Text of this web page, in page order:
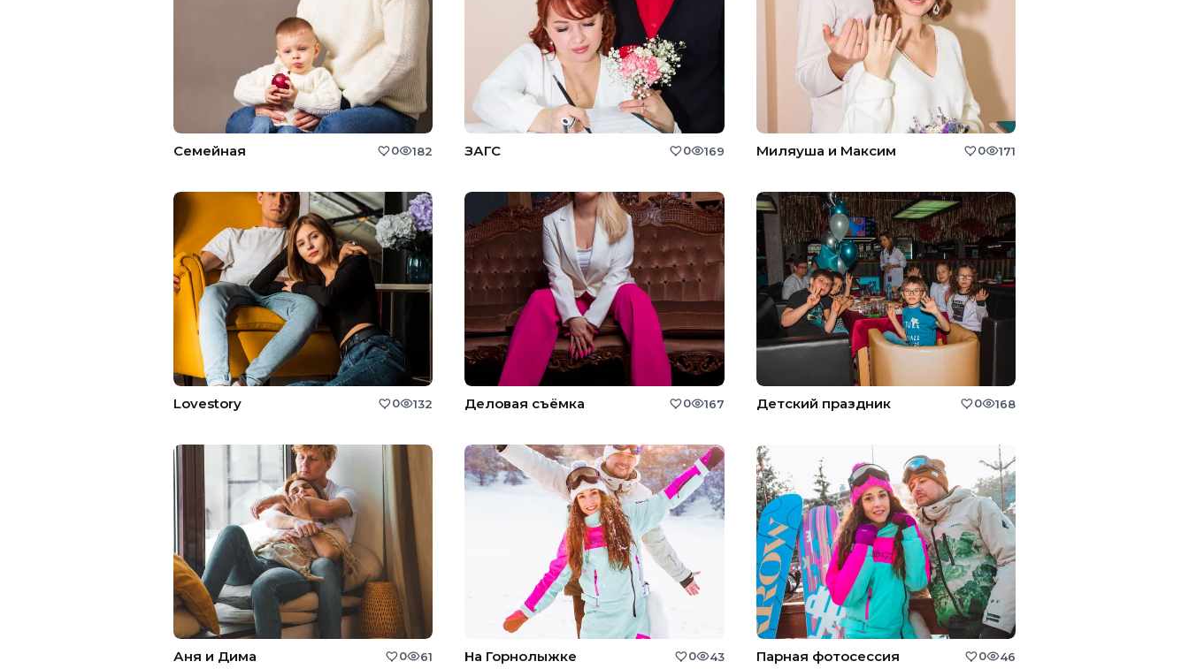
Семейная 0 182 ЗАГС 0 169 Миляуша и Максим 0 171
Lovestory 0 132 Деловая съёмка 0 167 Детский праздник 0 168
Аня и Дима 0 61 На Горнолыжке 0 43 Парная фотосессия 0 46